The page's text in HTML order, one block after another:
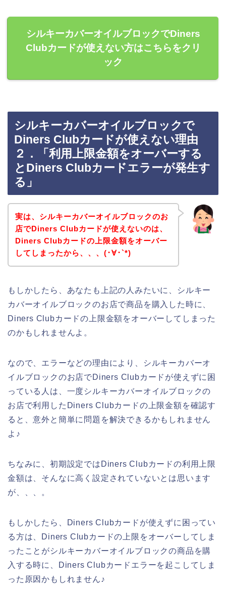
シルキーカバーオイルブロックでDiners
Clubカードが使えない方はこちらをクリ
ック
シルキーカバーオイルブロックで
Diners Clubカードが使えない理由
２．「利用上限金額をオーバーする
とDiners Clubカードエラーが発生す
る」
実は、シルキーカバーオイルブロックのお
店でDiners Clubカードが使えないのは、
Diners Clubカードの上限金額をオーバー
してしまったから、、、(･∀･`*)
もしかしたら、あなたも上記の人みたいに、シルキー
カバーオイルブロックのお店で商品を購入した時に、
Diners Clubカードの上限金額をオーバーしてしまった
のかもしれませんよ。
なので、エラーなどの理由により、シルキーカバーオ
イルブロックのお店でDiners Clubカードが使えずに困
っている人は、一度シルキーカバーオイルブロックの
お店で利用したDiners Clubカードの上限金額を確認す
ると、意外と簡単に問題を解決できるかもしれません
よ♪
ちなみに、初期設定ではDiners Clubカードの利用上限
金額は、そんなに高く設定されていないとは思います
が、、、。
もしかしたら、Diners Clubカードが使えずに困ってい
る方は、Diners Clubカードの上限をオーバーしてしま
ったことがシルキーカバーオイルブロックの商品を購
入する時に、Diners Clubカードエラーを起こしてしま
った原因かもしれません♪